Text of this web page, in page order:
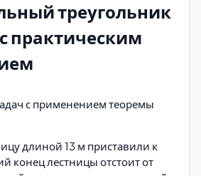
треугольник
практическим
с применением теоремы
длиной 13 м приставили к
конец лестницы отстоит от